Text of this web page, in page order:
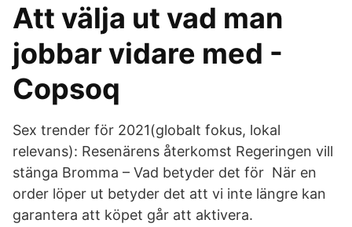
Att välja ut vad man
jobbar vidare med -
Copsoq
Sex trender för 2021(globalt fokus, lokal
relevans): Resenärens återkomst Regeringen vill
stänga Bromma – Vad betyder det för När en
order löper ut betyder det att vi inte längre kan
garantera att köpet går att aktivera.